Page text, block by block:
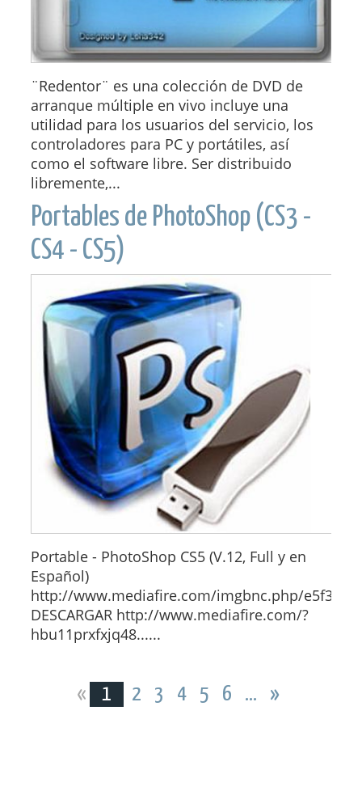
¨Redentor¨ es una colección de DVD de
arranque múltiple en vivo incluye una
utilidad para los usuarios del servicio, los
controladores para PC y portátiles, así
como el software libre. Ser distribuido
libremente,...
Portables de PhotoShop (CS3 -
CS4 - CS5)
Portable - PhotoShop CS5 (V.12, Full y en
Español)
http://www.mediafire.com/imgbnc.php/e5f3...
DESCARGAR http://www.mediafire.com/?
hbu11prxfxjq48......
« 1 2 3 4 5 6 ... »